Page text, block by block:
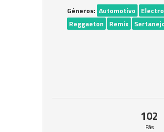
Gêneros: Automotivo Electro
Reggaeton
Remix
102
Fãs